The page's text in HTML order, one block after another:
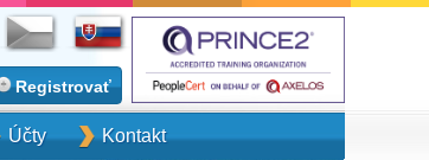
Registrovať
Účty Kontakt